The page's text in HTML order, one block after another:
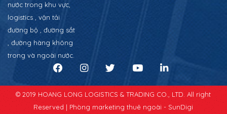
nước trong khu vực,
logistics , vận tải
đường bộ , đường sắt
, đường hàng không
trong và ngoài nước.
© 2019 HOANG LONG LOGISTICS & TRADING CO., LTD. All right
Reserved | Phòng marketing thuê ngoài - SunDigi